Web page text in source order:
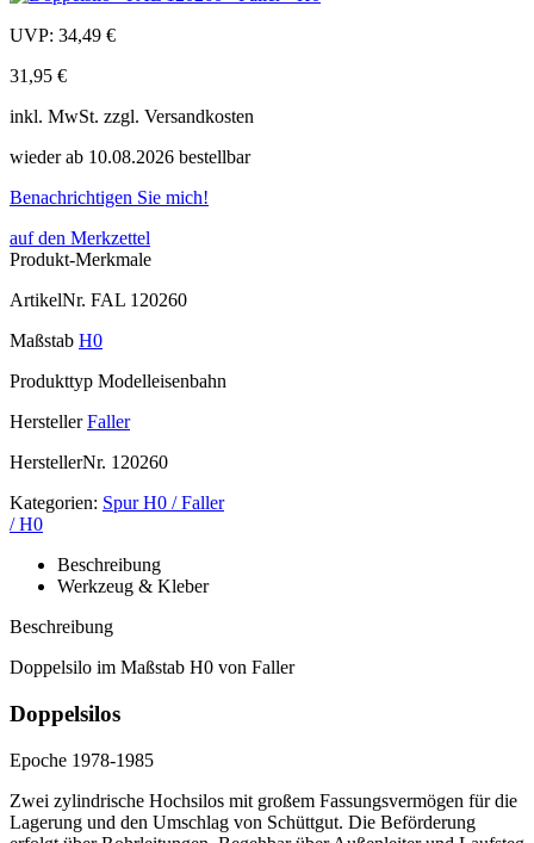
UVP: 34,49 €
31,95 €
inkl. MwSt. zzgl. Versandkosten
wieder ab 10.08.2026 bestellbar
Benachrichtigen Sie mich!
auf den Merkzettel
Produkt-Merkmale
ArtikelNr. FAL 120260
Maßstab H0
Produkttyp Modelleisenbahn
Hersteller Faller
HerstellerNr. 120260
Kategorien: Spur H0 / Faller
/ H0
Beschreibung
Werkzeug & Kleber
Beschreibung
Doppelsilo im Maßstab H0 von Faller
Doppelsilos
Epoche 1978-1985
Zwei zylindrische Hochsilos mit großem Fassungsvermögen für die
Lagerung und den Umschlag von Schüttgut. Die Beförderung